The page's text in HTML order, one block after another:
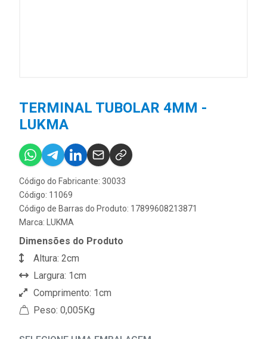
TERMINAL TUBOLAR 4MM -
LUKMA
Código do Fabricante: 30033
Código: 11069
Código de Barras do Produto: 17899608213871
Marca:
LUKMA
Dimensões do Produto
Altura: 2cm
Largura: 1cm
Comprimento: 1cm
Peso: 0,005Kg